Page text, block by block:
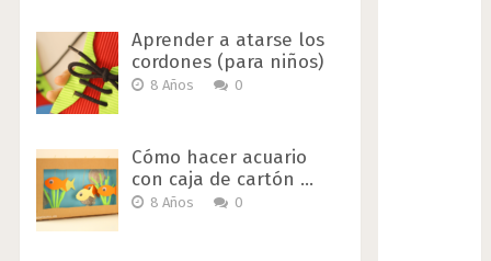
Aprender a atarse los
cordones (para niños)
8 Años 0
Cómo hacer acuario
con caja de cartón …
8 Años 0